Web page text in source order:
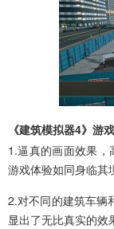
《建筑模拟器4》游
1.逼真的画面效果
游戏体验如同身临其
2.对不同的建筑车辆
显出了无比真实的效